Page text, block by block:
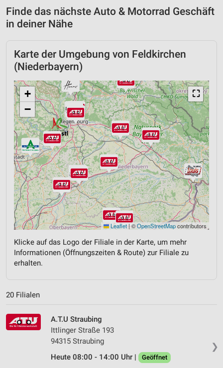
Finde das nächste Auto & Motorrad Geschäft
in deiner Nähe
Karte der Umgebung von Feldkirchen
(Niederbayern)
⛶
+
−
Leaflet |©OpenStreetMapcontributors
Klicke auf das Logo der Filiale in der Karte, um mehr
Informationen (Öffnungszeiten & Route) zur Filiale zu
erhalten.
20 Filialen
❯
A.T.U Straubing
Ittlinger Straße 193
94315 Straubing
Heute 08:00 - 14:00 Uhr |
Geöffnet